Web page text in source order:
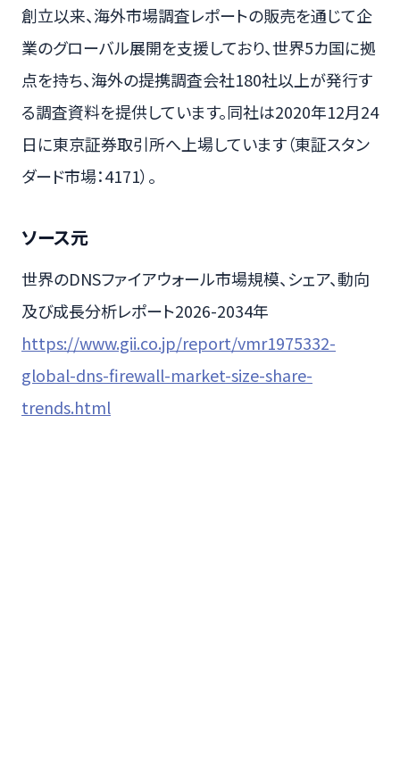
創立以来、海外市場調査レポートの販売を通じて企
業のグローバル展開を支援しており、世界5カ国に拠
点を持ち、海外の提携調査会社180社以上が発行す
る調査資料を提供しています。同社は2020年12月24
日に東京証券取引所へ上場しています（東証スタン
ダード市場：4171）。
ソース元
世界のDNSファイアウォール市場規模、シェア、動向
及び成長分析レポート2026-2034年
https://www.gii.co.jp/report/vmr1975332-
global-dns-firewall-market-size-share-
trends.html